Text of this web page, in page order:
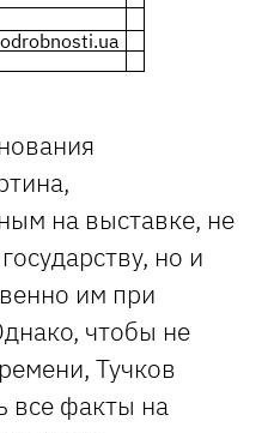
на выставке, не
но и
им при
чтобы не
Тучков
все факты на